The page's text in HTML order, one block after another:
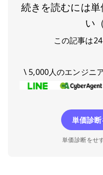
続きを読むには
い
この記事は
\ 5,000人のエンジニ
単価診
単価診断をせ